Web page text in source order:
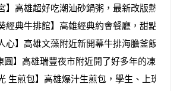
】高雄超好吃潮汕砂鍋粥，最新改版熱炒、
經典牛排館】高雄經典約會餐廳，甜點必吃
心】高雄文藻附近新開幕牛排海膽釜飯，
圓】高雄瑞豐夜市附近開了好多年的凍圓，
生煎包】高雄爆汁生煎包，學生、上班族